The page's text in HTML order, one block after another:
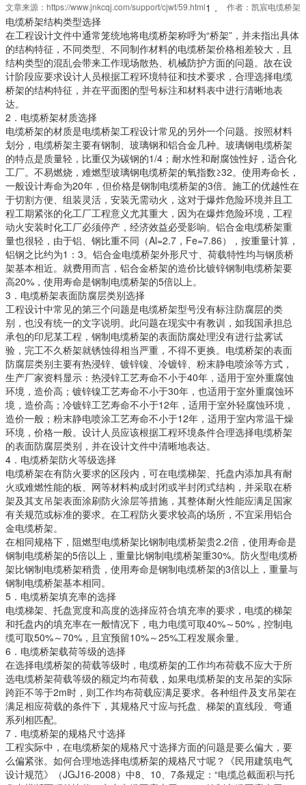
文章来源： https://www.jnkcqj.com/support/cjwt/59.html 作者：凯宸电缆桥架
1．
电缆桥架结构类型选择
在工程设计文件中通常笼统地将电缆桥架称呼为“桥架”，并未指出具体
的结构特征，不同类型、不同制作材料的电缆桥架价格相差较大，且
结构类型的混乱会带来工作现场散热、机械防护方面的问题。故在设
计阶段应要求设计人员根据工程环境特征和技术要求，合理选择电缆
桥架的结构特征，并在平面图的型号标注和材料表中进行清晰地表
达。
2．电缆桥架材质选择
电缆桥架的材质是电缆桥架工程设计常见的另外一个问题。按照材料
划分，电缆桥架主要有钢制、玻璃钢和铝合金几种。玻璃钢电缆桥架
的特点是质量轻，比重仅为碳钢的1/4；耐水性和耐腐蚀性好，适合化
工厂。不易燃烧，难燃型玻璃钢电缆桥架的氧指数≥32。使用寿命长，
一般设计寿命为20年，但价格是钢制电缆桥架的3倍。施工的优越性在
于切割方便、组装灵活，安装无需动火，这对于爆炸危险环境并且工
程工期紧张的化工厂工程意义尤其重大，因为在爆炸危险环境，工程
动火安装时化工厂必须停产，经济效益必受影响。铝合金电缆桥架重
量也很轻，由于铝、钢比重不同（Al=2.7，Fe=7.86），按重量计算，
铝钢之比约为1：3。铝合金电缆桥架外形尺寸、荷载特性均与钢质桥
架基本相近。就费用而言，铝合金桥架的造价比镀锌钢制电缆桥架要
高20%，使用寿命是钢制电缆桥架的5倍以上。
3．电缆桥架表面防腐层类别选择
工程设计中常见的第三个问题是电缆桥架型号没有标注防腐层的类
别，也没有统一的文字说明。此问题在现实中有教训，如我国承担总
承包的印尼某工程，钢制电缆桥架的表面防腐处理没有进行盐雾试
验，完工不久桥架就锈蚀得相当严重，不得不更换。电缆桥架的表面
防腐层类别主要有热浸锌、镀锌镍、冷镀锌、粉末静电喷涂等方式，
生产厂家资料显示：热浸锌工艺寿命不小于40年，适用于室外重腐蚀
环境，造价高；镀锌镍工艺寿命不小于30年，也适用于室外重腐蚀环
境，造价高；冷镀锌工艺寿命不小于12年，适用于室外轻腐蚀环境，
造价一般；粉末静电喷涂工艺寿命不小于12年，适用于室内常温干燥
环境，价格一般。设计人员应该根据工程环境条件合理选择电缆桥架
的表面防腐层类别，并在设计文件中清晰地表达。
4．电缆桥架防火等级选择
电缆桥架在有防火要求的区段内，可在电缆梯架、托盘内添加具有耐
火或难燃性能的板、网等材料构成封闭或半封闭式结构，并采取在桥
架及其支吊架表面涂刷防火涂层等措施，其整体耐火性能应满足国家
有关规范或标准的要求。在工程防火要求较高的场所，不宜采用铝合
金电缆桥架。
在相同规格下，阻燃型电缆桥架比钢制电缆桥架贵2.2倍，使用寿命是
钢制电缆桥架的5倍以上，重量比钢制电缆桥架重30%。防火型电缆桥
架比钢制电缆桥架稍贵，使用寿命是钢制电缆桥架的3倍以上，重量与
钢制电缆桥架基本相同。
5．电缆桥架填充率的选择
电缆梯架、托盘宽度和高度的选择应符合填充率的要求，电缆的梯架
和托盘内的填充率在一般情况下，电力电缆可取40%～50%，控制电
缆可取50%～70%，且宜预留10%～25%工程发展余量。
6．电缆桥架载荷等级的选择
在选择电缆桥架的荷载等级时，电缆桥架的工作均布荷载不应大于所
选电缆桥架荷载等级的额定均布荷载，如果电缆桥架的支吊架的实际
跨距不等于2m时，则工作均布荷载应满足要求。各种组件及支吊架在
满足相应荷载的条件下，其规格尺寸应与托盘、梯架的直线段、弯通
系列相匹配。
7．电缆桥架的规格尺寸选择
工程实际中，在电缆桥架的规格尺寸选择方面的问题是要么偏大，要
么偏紧张。如何合理地选择电缆桥架的规格尺寸呢？《民用建筑电气
设计规范》（JGJ16-2008）中8、10、7条规定：“电缆总截面积与托